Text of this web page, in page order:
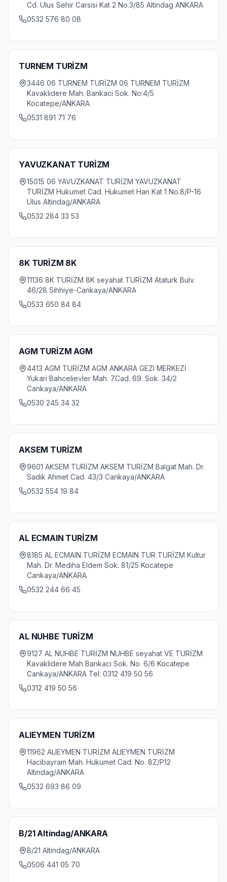
Cd. Ulus Sehir Carsisi Kat 2 No:3/85 Altindag ANKARA
0532 576 80 08
TURNEM TURİZM
3446 06 TURNEM TURİZM 06 TURNEM TURİZM
Kavaklidere Mah. Bankaci Sok. No:4/5
Kocatepe/ANKARA
0531 891 71 76
YAVUZKANAT TURİZM
15015 06 YAVUZKANAT TURİZM YAVUZKANAT
TURİZM Hukumet Cad. Hukumet Han Kat 1 No.8/P-16
Ulus Altindag/ANKARA
0532 284 33 53
8K TURİZM 8K
11136 8K TURİZM 8K seyahat TURİZM Ataturk Bulv.
46/28 Sihhiye-Cankaya/ANKARA
0533 650 84 84
AGM TURİZM AGM
4413 AGM TURİZM AGM ANKARA GEZI MERKEZİ
Yukari Bahcelievler Mah. 7.Cad. 69. Sok. 34/2
Cankaya/ANKARA
0530 245 34 32
AKSEM TURİZM
9601 AKSEM TURİZM AKSEM TURİZM Balgat Mah. Dr.
Sadik Ahmet Cad. 43/3 Cankaya/ANKARA
0532 554 19 84
AL ECMAIN TURİZM
8185 AL ECMAIN TURİZM ECMAIN TUR TURİZM Kultur
Mah. Dr. Mediha Eldem Sok. 81/25 Kocatepe
Cankaya/ANKARA
0532 244 66 45
AL NUHBE TURİZM
9127 AL NUHBE TURİZM NUHBE seyahat VE TURİZM
Kavaklidere Mah Bankaci Sok. No. 6/6 Kocatepe
Cankaya/ANKARA Tel: 0312 419 50 56
0312 419 50 56
ALIEYMEN TURİZM
11962 ALIEYMEN TURİZM ALIEYMEN TURİZM
Hacibayram Mah. Hukumet Cad. No. 8Z/P12
Altindag/ANKARA
0532 693 86 09
B/21 Altindag/ANKARA
B/21 Altindag/ANKARA
0506 441 05 70